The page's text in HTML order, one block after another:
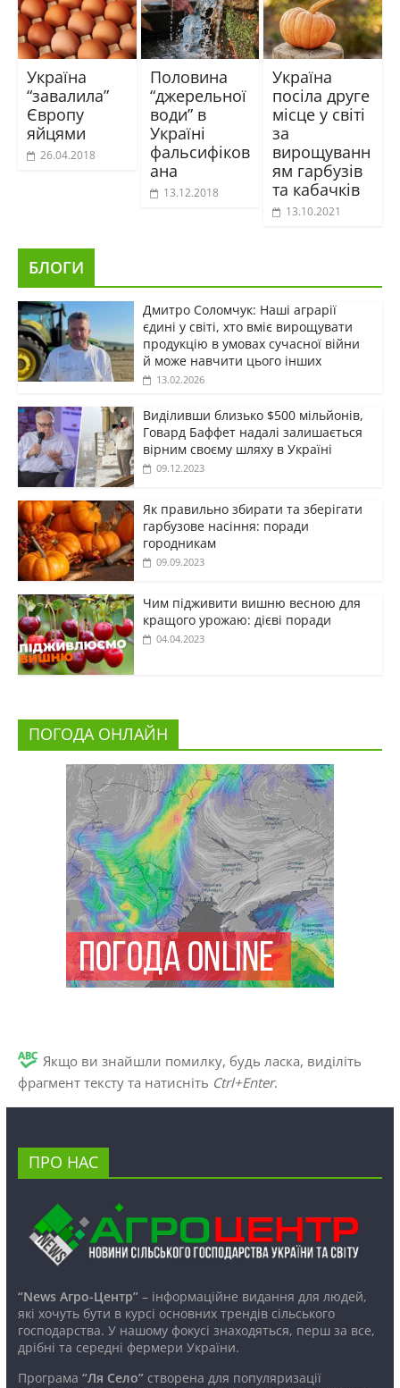
Україна
“завалила”
Європу
яйцями
26.04.2018
Половина
“джерельної
води” в
Україні
фальсифіков
ана
13.12.2018
Україна
посіла друге
місце у світі
за
вирощуванн
ям гарбузів
та кабачків
13.10.2021
БЛОГИ
Дмитро Соломчук: Наші аграрії
єдині у світі, хто вміє вирощувати
продукцію в умовах сучасної війни
й може навчити цього інших
13.02.2026
Виділивши близько $500 мільйонів,
Говард Баффет надалі залишається
вірним своєму шляху в Україні
09.12.2023
Як правильно збирати та зберігати
гарбузове насіння: поради
городникам
09.09.2023
Чим підживити вишню весною для
кращого урожаю: дієві поради
04.04.2023
ПОГОДА ОНЛАЙН
Якщо ви знайшли помилку, будь ласка, виділіть
фрагмент тексту та натисніть Ctrl+Enter.
ПРО НАС
“News Агро-Центр”– інформаційне видання для людей,
які хочуть бути в курсі основних трендів сільського
господарства. У нашому фокусі знаходяться, перш за все,
дрібні та середні фермери України.
Програма “Ля Село”створена для популяризації